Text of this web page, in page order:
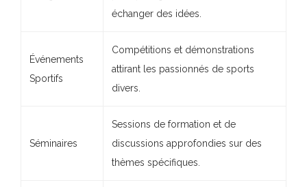
échanger des idées.
Événements
Sportifs
Compétitions et démonstrations
attirant les passionnés de sports
divers.
Séminaires
Sessions de formation et de
discussions approfondies sur des
thèmes spécifiques.